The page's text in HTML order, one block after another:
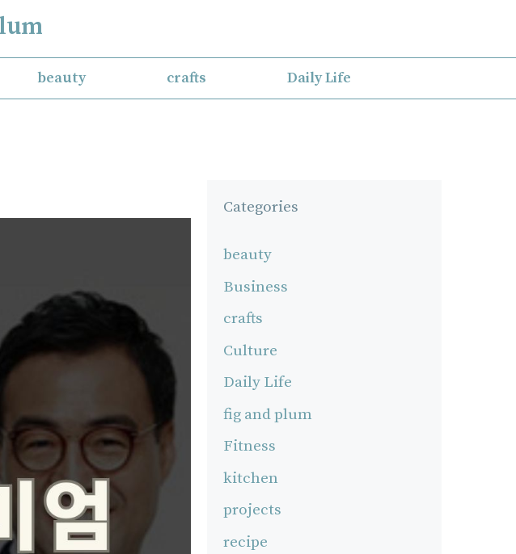
beauty crafts Daily Life
Categories
beauty
Business
crafts
Culture
Daily Life
fig and plum
Fitness
kitchen
projects
recipe